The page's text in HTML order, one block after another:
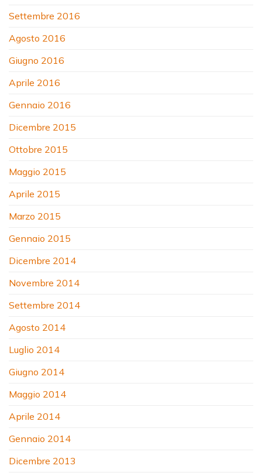
Settembre 2016
Agosto 2016
Giugno 2016
Aprile 2016
Gennaio 2016
Dicembre 2015
Ottobre 2015
Maggio 2015
Aprile 2015
Marzo 2015
Gennaio 2015
Dicembre 2014
Novembre 2014
Settembre 2014
Agosto 2014
Luglio 2014
Giugno 2014
Maggio 2014
Aprile 2014
Gennaio 2014
Dicembre 2013